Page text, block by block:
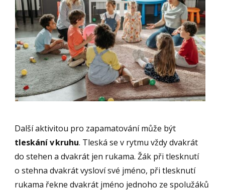
Další aktivitou pro zapamatování může být
tleskání v kruhu. Tleská se v rytmu vždy dvakrát
do stehen a dvakrát jen rukama. Žák při tlesknutí
o stehna dvakrát vysloví své jméno, při tlesknutí
rukama řekne dvakrát jméno jednoho ze spolužáků